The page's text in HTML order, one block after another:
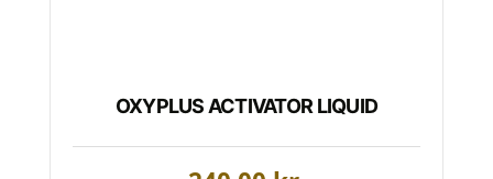
OXYPLUS ACTIVATOR LIQUID